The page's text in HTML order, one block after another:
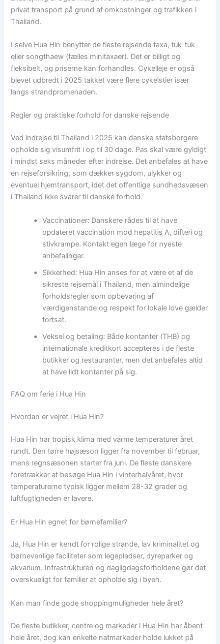
privat transport på grund af omkostninger og trafikken i
Thailand.
I selve Hua Hin benytter de fleste rejsende taxa, tuk-tuk
eller songthaew (fælles minitaxaer). Det er billigt og
fleksibelt, og priserne kan forhandles. Cykelleje er også
blevet udbredt i 2025 takket være flere cykelstier især
langs strandpromenaden.
Regler og praktiske forhold for danske rejsende
Ved indrejse til Thailand i 2025 kan danske statsborgere
opholde sig visumfrit i op til 30 dage. Pas skal være gyldigt
i mindst seks måneder efter indrejse. Det anbefales at have
en rejseforsikring, som dækker sygdom, ulykker og
eventuel hjemtransport, idet det offentlige sundhedsvæsen
i Thailand ikke svarer til danske forhold.
Vaccinationer: Danskere rådes til at have
opdateret vaccination mod hepatitis A, difteri og
stivkrampe. Kontakt egen læge for nyeste
anbefalinger.
Sikkerhed: Hua Hin anses for at være et af de
sikreste rejsemål i Thailand, men almindelige
forholdsregler som opbevaring af
værdigenstande og respekt for lokale love gælder
fortsat.
Veksel og betaling: Både kontanter (THB) og
internationale kreditkort accepteres i de fleste
butikker og restauranter, men det anbefales altid
at have lidt kontanter på sig.
FAQ om ferie i Hua Hin
Hvordan er vejret i Hua Hin?
Hua Hin har tropisk klima med varme temperaturer året
rundt. Den tørre højsæson ligger fra november til februar,
mens regnsæsonen starter fra juni. De fleste danskere
foretrækker at besøge Hua Hin i vinterhalvåret, hvor
temperaturerne typisk ligger mellem 28-32 grader og
luftfugtigheden er lavere.
Er Hua Hin egnet for børnefamilier?
Ja, Hua Hin er kendt for rolige strande, lav kriminalitet og
børnevenlige faciliteter som legepladser, dyreparker og
akvarium. Infrastrukturen og dagligdagsforholdene gør det
overskueligt for familier at opholde sig i byen.
Kan man finde gode shoppingmuligheder hele året?
De fleste butikker, centre og markeder i Hua Hin har åbent
hele året, dog kan enkelte natmarkeder holde lukket på